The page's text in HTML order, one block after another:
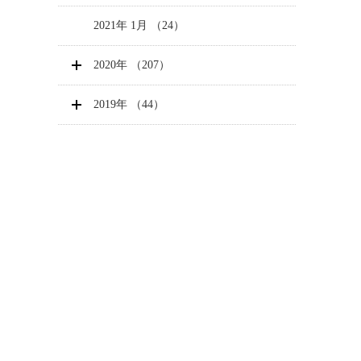
2021年 1月 （24）
2020年 （207）
2019年 （44）